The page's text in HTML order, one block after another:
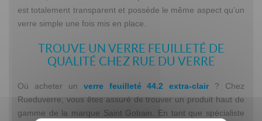
est totalement transparent et possède le même aspect qu’un
verre simple une fois mis en place.
TROUVE UN VERRE FEUILLETÉ DE
QUALITÉ CHEZ RUE DU VERRE
Où acheter un verre feuilleté 44.2 extra-clair? Chez
Rueduverre, vous êtes assuré de trouver un produit haut de
gamme de la marque Saint Gobain. En tant que spécialiste